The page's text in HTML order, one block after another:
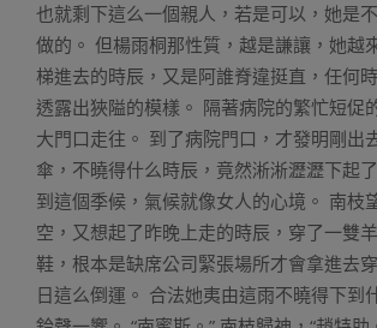
也就剩下這么一個親人，若是可以，她是
做的。 但楊雨桐那性質，越是謙讓，她越
梯進去的時辰，又是阿誰脊違挺直，任何
透露出狹隘的模樣。 隔著病院的繁忙短促
大門口走往。 到了病院門口，才發明剛出
傘，不曉得什么時辰，竟然淅淅瀝瀝下起
到這個季候，氣候就像女人的心境。 南枝
空，又想起了昨晚上走的時辰，穿了一雙
鞋，根本是缺席公司緊張場所才會拿進去
日這么倒運。 合法她夷由這雨不曉得下到